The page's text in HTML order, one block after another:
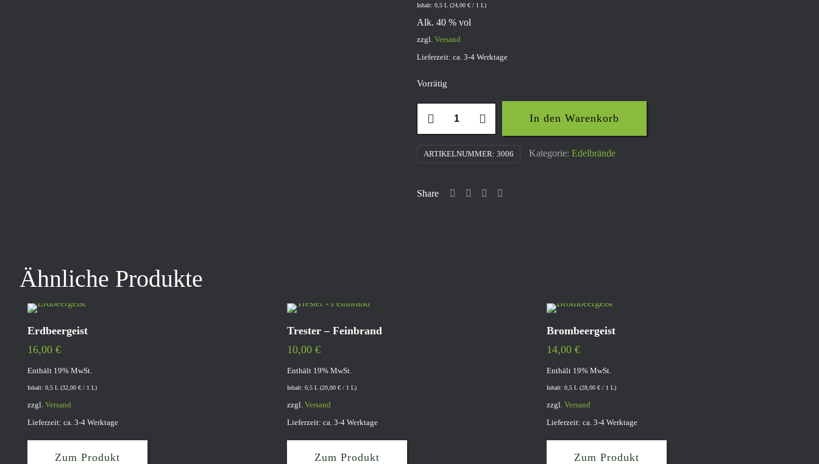
Inhalt: 0,5 L (24,00 € / 1 L)
Alk. 40 % vol
zzgl. Versand
Lieferzeit: ca. 3-4 Werktage
Vorrätig
In den Warenkorb
ARTIKELNUMMER: 3006 Kategorie: Edelbrände
Share
Ähnliche Produkte
Erdbeergeist
16,00 €
Enthält 19% MwSt.
Inhalt: 0,5 L (32,00 €/ 1 L)
zzgl. Versand
Lieferzeit: ca. 3-4 Werktage
Zum Produkt
Trester – Feinbrand
10,00€
Enthält 19% MwSt.
Inhalt: 0,5 L (20,00€ / 1 L)
zzgl.Versand
Lieferzeit: ca. 3-4 Werktage
Zum Produkt
Brombeergeist
14,00€
Enthält 19% MwSt.
Inhalt: 0,5 L (28,00€ / 1 L)
zzgl.Versand
Lieferzeit: ca. 3-4 Werktage
Zum Produkt